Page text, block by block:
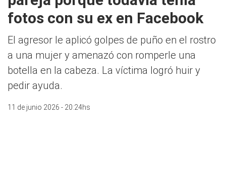
fotos con su ex en Facebook
El agresor le aplicó golpes de puño en el rostro
a una mujer y amenazó con romperle una
botella en la cabeza. La víctima logró huir y
pedir ayuda.
11 de junio 2026 - 20:24hs